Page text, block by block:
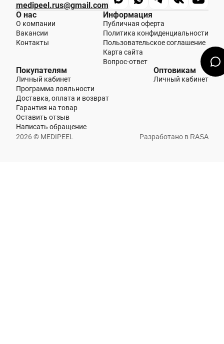
medipeel.rus@gmail.com
О нас
О компании
Вакансии
Контакты
Информация
Публичная оферта
Политика конфиденциальности
Пользовательское соглашение
Карта сайта
Вопрос-ответ
Покупателям
Личный кабинет
Программа лояльности
Доставка, оплата и возврат
Гарантия на товар
Оставить отзыв
Написать обращение
Оптовикам
Личный кабинет
2026 © MEDIPEEL Разработано в RASA